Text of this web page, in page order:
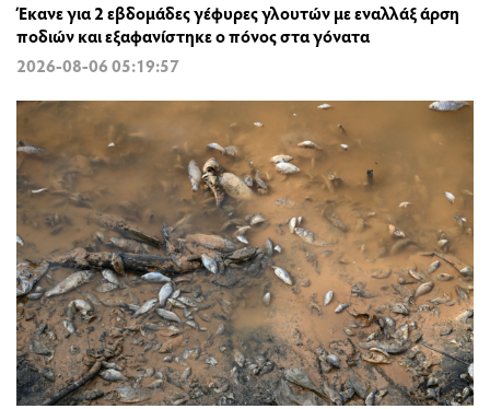
Έκανε για 2 εβδομάδες γέφυρες γλουτών με εναλλάξ άρση
ποδιών και εξαφανίστηκε ο πόνος στα γόνατα
2026-08-06 05:19:57